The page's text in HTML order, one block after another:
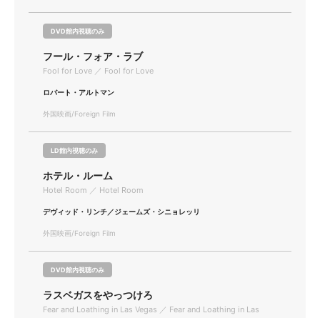
DVD館内視聴のみ
フール・フォア・ラブ
Fool for Love ／ Fool for Love
ロバート・アルトマン
外国映画/Foreign Film
LD館内視聴のみ
ホテル・ルーム
Hotel Room ／ Hotel Room
デヴィッド・リンチ／ジェームズ・シニョレッリ
外国映画/Foreign Film
DVD館内視聴のみ
ラスベガスをやっつけろ
Fear and Loathing in Las Vegas ／ Fear and Loathing in Las